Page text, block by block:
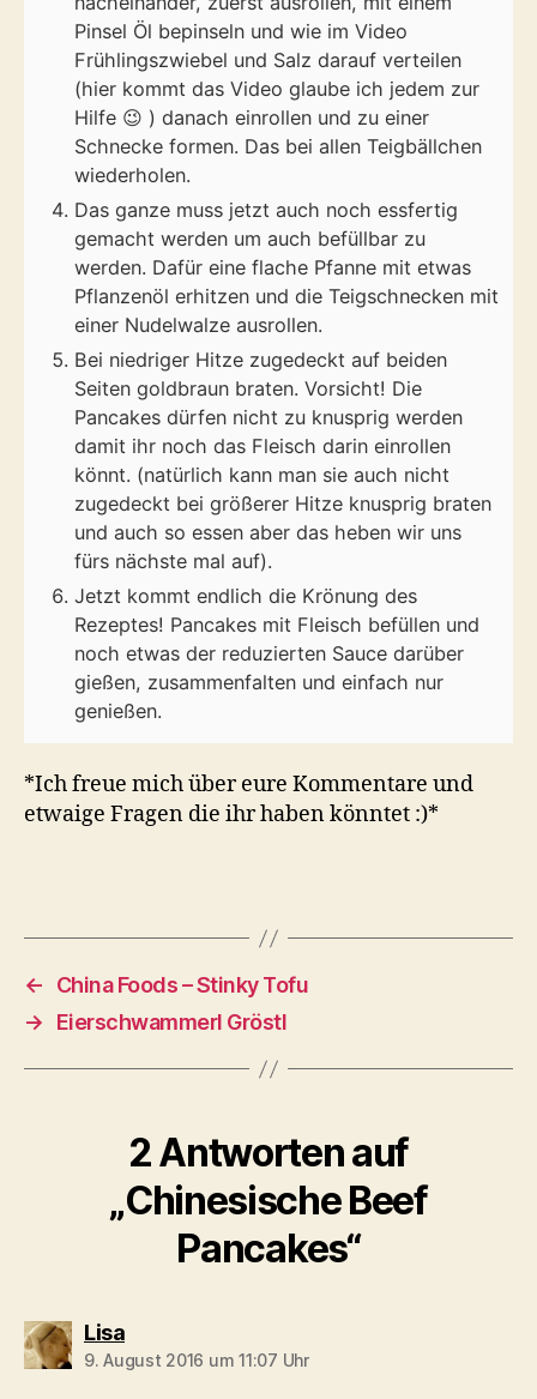
Pinsel Öl bepinseln und wie im Video
Frühlingszwiebel und Salz darauf verteilen
(hier kommt das Video glaube ich jedem zur
Hilfe 😉 ) danach einrollen und zu einer
Schnecke formen. Das bei allen Teigbällchen
wiederholen.
Das ganze muss jetzt auch noch essfertig
gemacht werden um auch befüllbar zu
werden. Dafür eine flache Pfanne mit etwas
Pflanzenöl erhitzen und die Teigschnecken mit
einer Nudelwalze ausrollen.
Bei niedriger Hitze zugedeckt auf beiden
Seiten goldbraun braten. Vorsicht! Die
Pancakes dürfen nicht zu knusprig werden
damit ihr noch das Fleisch darin einrollen
könnt. (natürlich kann man sie auch nicht
zugedeckt bei größerer Hitze knusprig braten
und auch so essen aber das heben wir uns
fürs nächste mal auf).
Jetzt kommt endlich die Krönung des
Rezeptes! Pancakes mit Fleisch befüllen und
noch etwas der reduzierten Sauce darüber
gießen, zusammenfalten und einfach nur
genießen.
*Ich freue mich über eure Kommentare und
etwaige Fragen die ihr haben könntet :)*
←
China Foods – Stinky Tofu
→
Eierschwammerl Gröstl
2 Antworten auf
„Chinesische Beef
Pancakes“
Lisasagt:
9. August 2016 um 11:07 Uhr